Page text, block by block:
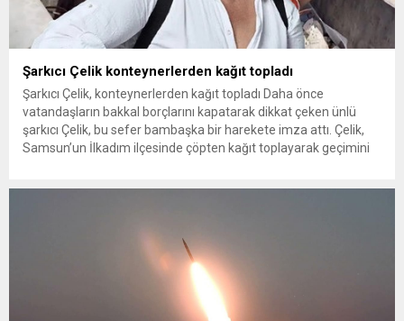
Şarkıcı Çelik konteynerlerden kağıt topladı
Şarkıcı Çelik, konteynerlerden kağıt topladı Daha önce
vatandaşların bakkal borçlarını kapatarak dikkat çeken ünlü
şarkıcı Çelik, bu sefer bambaşka bir harekete imza attı. Çelik,
Samsun’un İlkadım ilçesinde çöpten kağıt toplayarak geçimini